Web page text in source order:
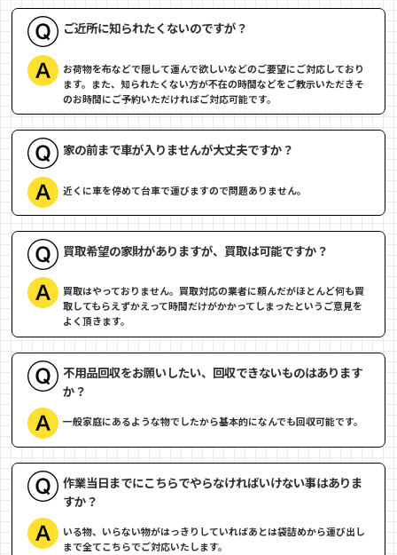
ご近所に知られたくないのですが？
お荷物を布などで隠して運んで欲しいなどのご要望にご対応しており
ます。また、知られたくない方が不在の時間などをご教示いただきそ
のお時間にご予約いただければご対応可能です。
家の前まで車が入りませんが大丈夫ですか？
近くに車を停めて台車で運びますので問題ありません。
買取希望の家財がありますが、買取は可能ですか？
買取はやっておりません。買取対応の業者に頼んだがほとんど何も買
取してもらえずかえって時間だけがかかってしまったというご意見を
よく頂きます。
不用品回収をお願いしたい、回収できないものはあります
か？
一般家庭にあるような物でしたから基本的になんでも回収可能です。
作業当日までにこちらでやらなければいけない事はありま
すか？
いる物、いらない物がはっきりしていればあとは袋詰めから運び出し
まで全てこちらでご対応いたします。